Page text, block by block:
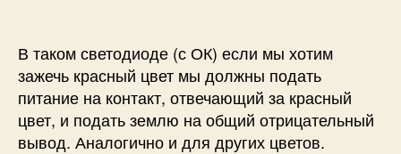
В таком светодиоде (с ОК) если мы хотим
зажечь красный цвет мы должны подать
питание на контакт, отвечающий за красный
цвет, и подать землю на общий отрицательный
вывод. Аналогично и для других цветов.